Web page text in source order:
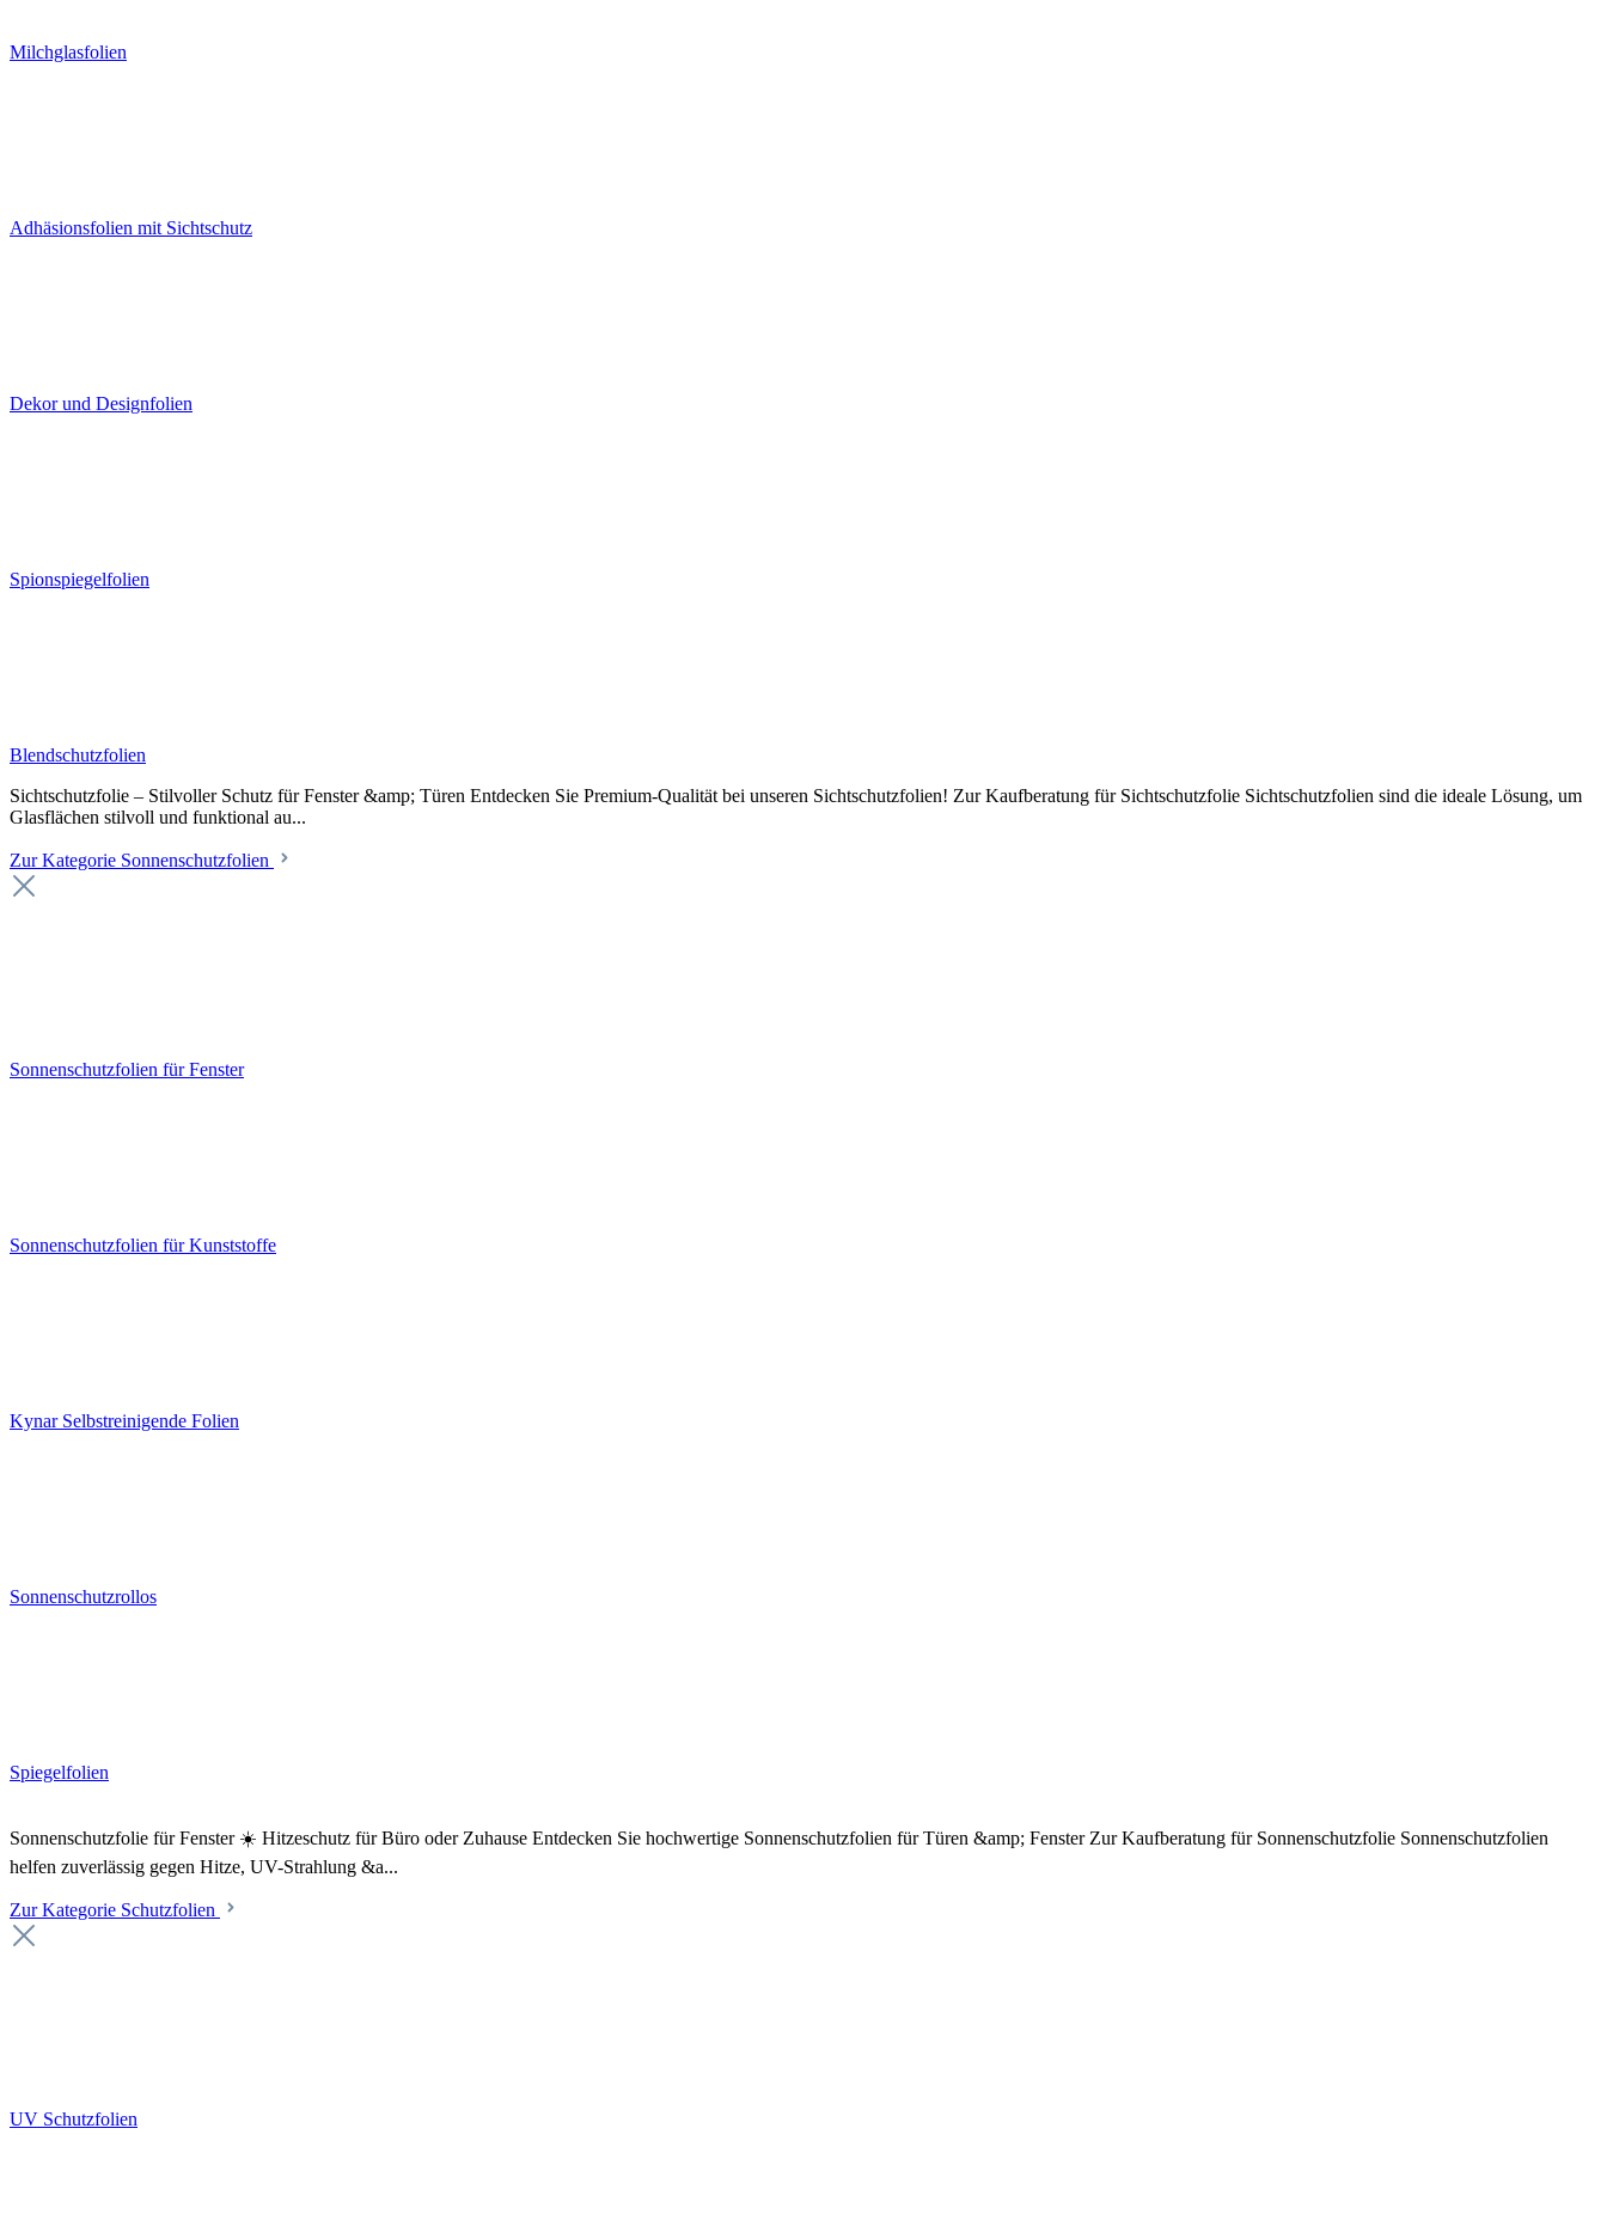
Milchglasfolien
Adhäsionsfolien mit Sichtschutz
Dekor und Designfolien
Spionspiegelfolien
Blendschutzfolien
Sichtschutzfolie – Stilvoller Schutz für Fenster &amp; Türen Entdecken Sie Premium-Qualität bei unseren Sichtschutzfolien! Zur Kaufberatung für Sichtschutzfolie Sichtschutzfolien sind die ideale Lösung, um
Glasflächen stilvoll und funktional au...
Zur Kategorie Sonnenschutzfolien
Sonnenschutzfolien für Fenster
Sonnenschutzfolien für Kunststoffe
Kynar Selbstreinigende Folien
Sonnenschutzrollos
Spiegelfolien
Sonnenschutzfolie für Fenster ☀️ Hitzeschutz für Büro oder Zuhause Entdecken Sie hochwertige Sonnenschutzfolien für Türen &amp; Fenster Zur Kaufberatung für Sonnenschutzfolie Sonnenschutzfolien
helfen zuverlässig gegen Hitze, UV-Strahlung &a...
Zur Kategorie Schutzfolien
UV Schutzfolien